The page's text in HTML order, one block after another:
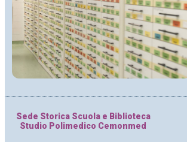
Sede Storica Scuola e Biblioteca
Studio Polimedico Cemonmed